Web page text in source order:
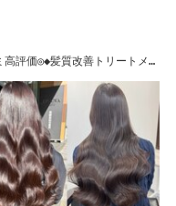
評価◎◆髪質改善トリートメン